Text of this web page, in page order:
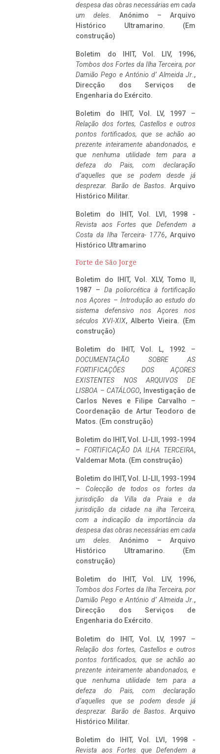
despesa das obras necessárias em cada
um deles. Anónimo – Arquivo
Histórico Ultramarino. (Em
construção)
Boletim do IHIT, Vol. LIV, 1996,
Tombos dos Fortes da Ilha Terceira, por
Damião Pego e António d’ Almeida Jr.,
Direcção dos Serviços de
Engenharia do Exército.
Boletim do IHIT, Vol. LV, 1997 –
Relação dos fortes, Castellos e outros
pontos fortificados, que se achão ao
prezente inteiramente abandonados, e
que nenhuma utilidade tem para a
defeza do Pais, com declaração
d’aquelles que se podem desde já
desprezar. Barão de Bastos. Arquivo
Histórico Militar.
Boletim do IHIT, Vol. LVI, 1998 -
Revista aos Fortes que Defendem a
Costa da Ilha Terceira- 1776, Arquivo
Histórico Ultramarino
Forte de São Jorge
Boletim do IHIT, Vol. XLV, Tomo II,
1987 – Da poliorcética à fortificação
nos Açores – Introdução ao estudo do
sistema defensivo nos Açores nos
séculos XVI-XIX, Alberto Vieira. (Em
construção)
Boletim do IHIT, Vol. L, 1992 –
DOCUMENTAÇÃO SOBRE AS
FORTIFICAÇÕES DOS AÇORES
EXISTENTES NOS ARQUIVOS DE
LISBOA – CATÁLOGO, Investigação de
Carlos Neves e Filipe Carvalho –
Coordenação de Artur Teodoro de
Matos. (Em construção)
Boletim do IHIT, Vol. LI-LII, 1993-1994
– FORTIFICAÇÃO DA ILHA TERCEIRA,
Valdemar Mota. (Em construção)
Boletim do IHIT, Vol. LI-LII, 1993-1994
– Colecção de todos os fortes da
jurisdição da Villa da Praia e da
jurisdição da cidade na ilha Terceira,
com a indicação da importância da
despesa das obras necessárias em cada
um deles. Anónimo – Arquivo
Histórico Ultramarino. (Em
construção)
Boletim do IHIT, Vol. LIV, 1996,
Tombos dos Fortes da Ilha Terceira, por
Damião Pego e António d’ Almeida Jr.,
Direcção dos Serviços de
Engenharia do Exército.
Boletim do IHIT, Vol. LV, 1997 –
Relação dos fortes, Castellos e outros
pontos fortificados, que se achão ao
prezente inteiramente abandonados, e
que nenhuma utilidade tem para a
defeza do Pais, com declaração
d’aquelles que se podem desde já
desprezar. Barão de Bastos. Arquivo
Histórico Militar.
Boletim do IHIT, Vol. LVI, 1998 -
Revista aos Fortes que Defendem a